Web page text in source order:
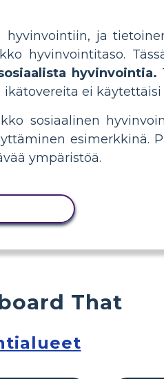
hyvinvointiin, ja
hyvinvointitaso.
hyvinvointia.
ei käytettäisi
sosiaalinen
esimerkkinä.
ympäristöä.
That